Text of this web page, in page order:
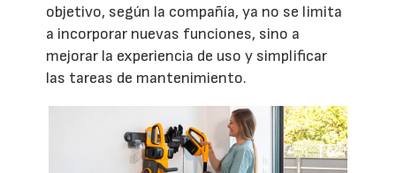
objetivo, según la compañía, ya no se limita
a incorporar nuevas funciones, sino a
mejorar la experiencia de uso y simplificar
las tareas de mantenimiento.